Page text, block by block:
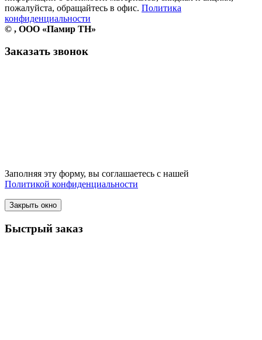
пожалуйста, обращайтесь в офис. Политика
конфиденциальности
© , ООО «Памир ТН»
Заказать звонок
Заполняя эту форму, вы соглашаетесь с нашей
Политикой конфиденциальности
Закрыть окно
Быстрый заказ